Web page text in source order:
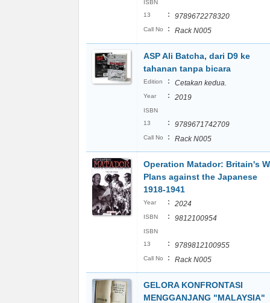
ISBN
13
: 9789672278320
Call No : Rack N005
ASP Ali Batcha, dari D9 ke
tahanan tanpa bicara
Edition : Cetakan kedua.
Year : 2019
ISBN
13
: 9789671742709
Call No : Rack N005
Operation Matador: Britain's
Plans against the Japanese
1918-1941
Year : 2024
ISBN : 9812100954
ISBN
13
: 9789812100955
Call No : Rack N005
GELORA KONFRONTASI
MENGGANJANG "MALAYSIA"